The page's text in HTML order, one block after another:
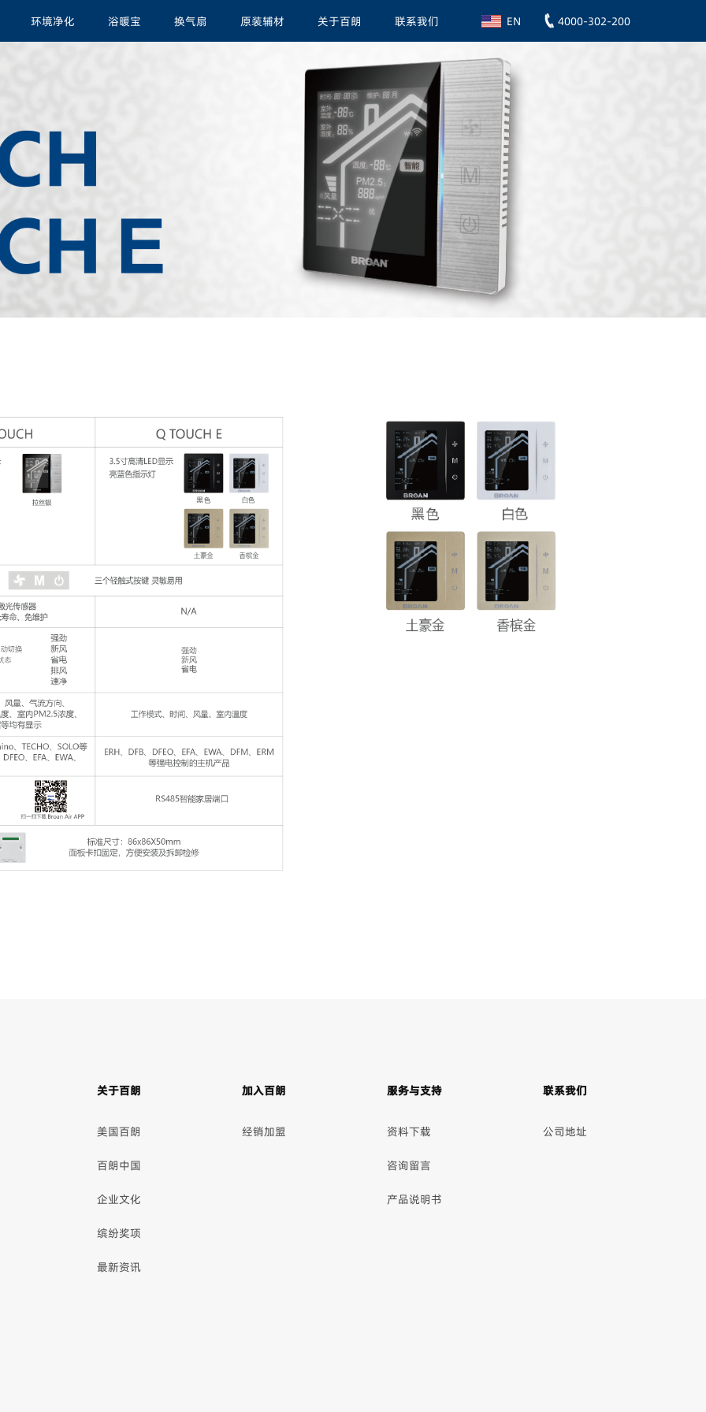
环境净化 浴暖宝 换气扇 原装辅材 关于百朗 联系我们 EN 4000-302-200
关于百朗 加入百朗 服务与支持 联系我们
美国百朗
百朗中国
企业文化
缤纷奖项
最新资讯
经销加盟 资料下载
咨询留言
产品说明书
公司地址